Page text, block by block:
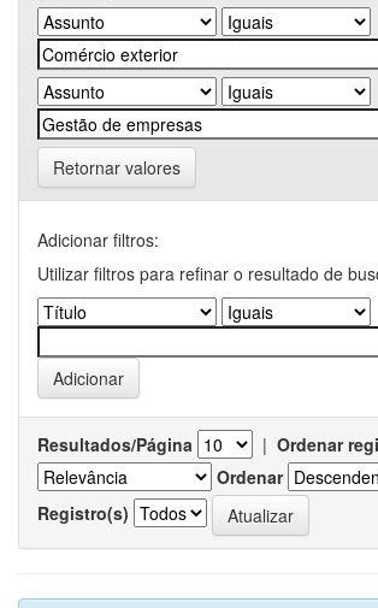
Retornar valores
Adicionar filtros:
Utilizar filtros para refinar o resultado de
Resultados/Página | Ordenar
Ordenar
Registro(s)